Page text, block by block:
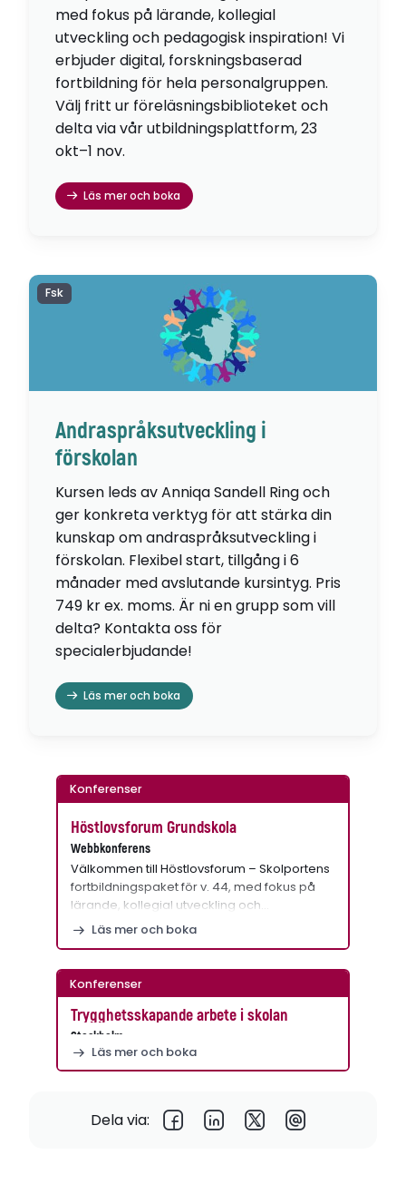
med fokus på lärande, kollegial
utveckling och pedagogisk inspiration! Vi
erbjuder digital, forskningsbaserad
fortbildning för hela personalgruppen.
Välj fritt ur föreläsningsbiblioteket och
delta via vår utbildningsplattform, 23
okt–1 nov.
Läs mer och boka
Andraspråksutveckling i
förskolan
Kursen leds av Anniqa Sandell Ring och
ger konkreta verktyg för att stärka din
kunskap om andraspråksutveckling i
förskolan. Flexibel start, tillgång i 6
månader med avslutande kursintyg. Pris
749 kr ex. moms. Är ni en grupp som vill
delta? Kontakta oss för
specialerbjudande!
Läs mer och boka
Fsk
Konferenser
Höstlovsforum Grundskola
Webbkonferens
Välkommen till Höstlovsforum – Skolportens
fortbildningspaket för v. 44, med fokus på
lärande, kollegial utveckling och…
Läs mer och boka
Konferenser
Trygghetsskapande arbete i skolan
Stockholm
Läs mer och boka
Dela via: